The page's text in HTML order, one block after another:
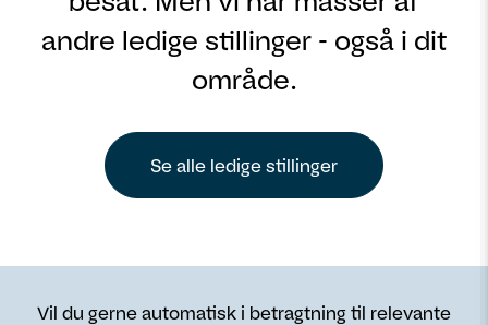
andre ledige stillinger - også i dit
område.
Se alle ledige stillinger
Vil du gerne automatisk i betragtning til relevante